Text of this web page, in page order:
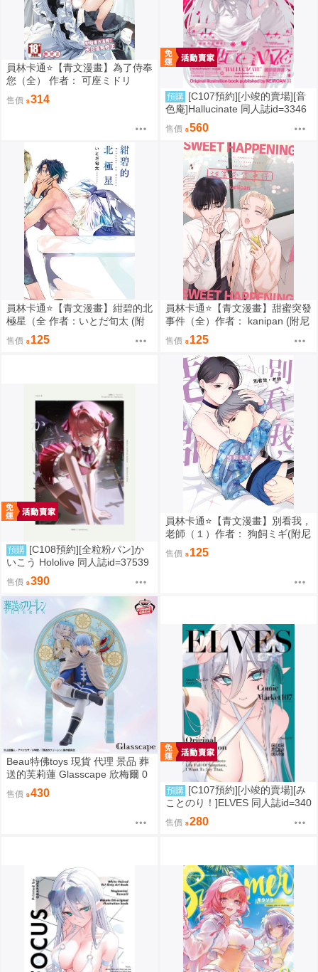
員林卡通⭐️【青文漫畫】為了侍奉
您（全） 作者： 可座ミドリ
售價 314 預購 [C107預約][小竣的賣場][音
色庵]Hallucinate 同人誌id=3346
售價 560
員林卡通⭐️【青文漫畫】紺碧的北
極星（全 作者：いとだ旬太 (附
尼采書套)
售價 125
員林卡通⭐️【青文漫畫】甜蜜突發
事件（全）作者： kanipan (附尼
采書套)
售價 125
預購 [C108預約][全粒粉パン]か
いこう Hololive 同人誌id=37539
售價 390
員林卡通⭐️【青文漫畫】別看我，
老師（１）作者： 狗飼ミギ(附尼
采書套)
售價 125
Beau特佛toys 現貨 代理 景品 葬
送的芙莉蓮 Glasscape 欣梅爾 0
302
售價 430 預購 [C107預約][小竣的賣場][み
ことのり！]ELVES 同人誌id=340
9788
售價 280